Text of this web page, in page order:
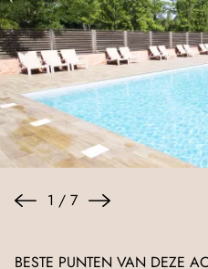
1 / 7
BESTE PUNTEN VAN DEZE